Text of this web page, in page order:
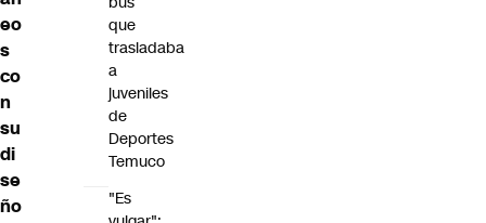
eo
s
co
n
su
di
se
ño
que
trasladaba
a
juveniles
de
Deportes
Temuco
"Es